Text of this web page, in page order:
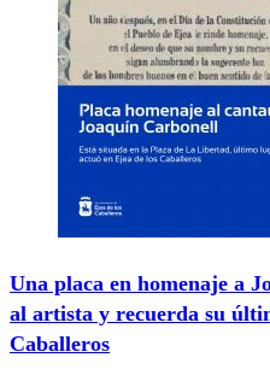
Una placa en homenaje a
al artista y recuerda su
Caballeros